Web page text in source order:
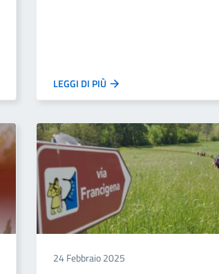
LEGGI DI PIÙ
24 Febbraio 2025